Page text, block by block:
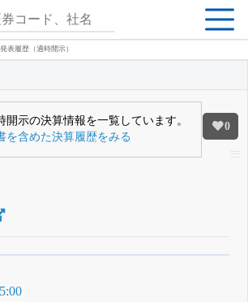
表履歴（適時開示）
0
開示の決算情報を一覧しています。
を含めた決算履歴をみる
無料でβ版をはじめる